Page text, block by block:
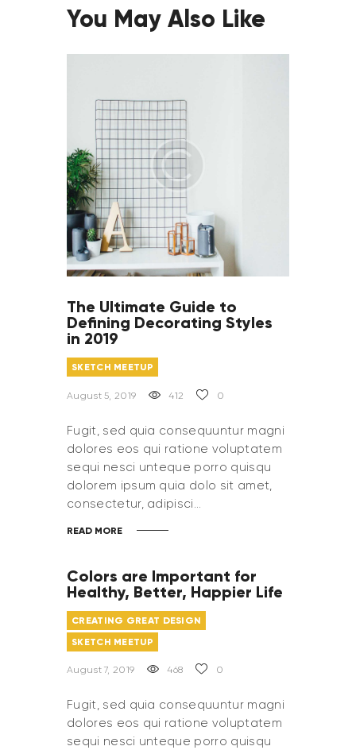
You May Also Like
The Ultimate Guide to
Defining Decorating Styles
in 2019
SKETCH MEETUP
August 5, 2019 412 0
Fugit, sed quia consequuntur magni
dolores eos qui ratione voluptatem
sequi nesci unteque porro quisqu
dolorem ipsum quia dolo sit amet,
consectetur, adipisci…
READ MORE
Colors are Important for
Healthy, Better, Happier Life
CREATING GREAT DESIGN
SKETCH MEETUP
August 7, 2019 468 0
Fugit, sed quia consequuntur magni
dolores eos qui ratione voluptatem
sequi nesci unteque porro quisqu